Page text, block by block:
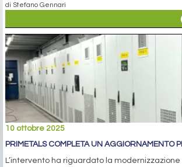
di Stefano Gennari
10 ottobre 2025
PRIMETALS COMPLETA UN AGGIORNAMENTO
L’intervento ha riguardato la